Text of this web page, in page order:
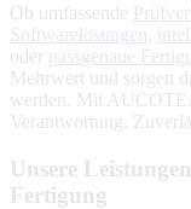
Ob umfassende
Softwarelösungen
oder
passgenaue
Mehrwert und sorgen
werden. Mit
Verantwortung,
Unsere
Fertigung